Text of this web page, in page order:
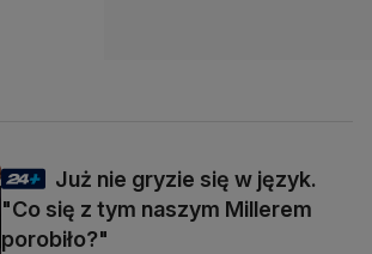
Już nie gryzie się w język.
"Co się z tym naszym Millerem
porobiło?"